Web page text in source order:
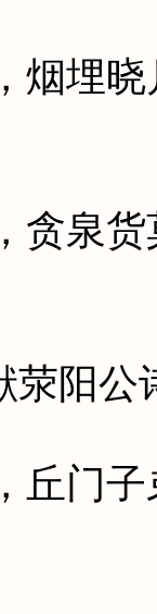
埋晓
泉货
阳公
门子